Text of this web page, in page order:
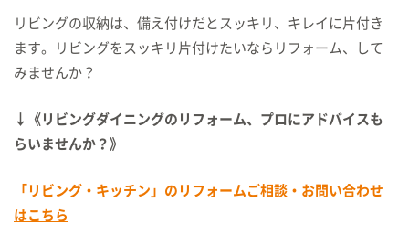
リビングの収納は、備え付けだとスッキリ、キレイに片付き
ます。リビングをスッキリ片付けたいならリフォーム、して
みませんか？
↓《リビングダイニングのリフォーム、プロにアドバイスも
らいませんか？》
「リビング・キッチン」のリフォームご相談・お問い合わせ
はこちら